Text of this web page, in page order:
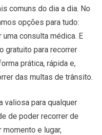
comuns do dia a dia. No
opções para tudo:
consulta médica. E
gratuito para recorrer
prática, rápida e,
das multas de trânsito.
valiosa para qualquer
de poder recorrer de
momento e lugar,